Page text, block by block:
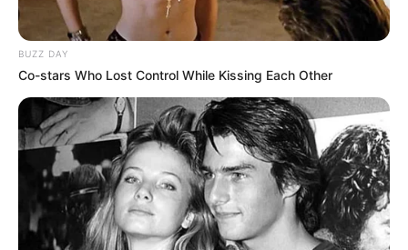
BUZZ DAY
Co-stars Who Lost Control While Kissing Each Other